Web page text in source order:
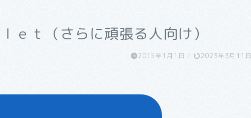
ｅｔ（さらに頑張る人向け）
2015年1月1日 / 2023年3月11日